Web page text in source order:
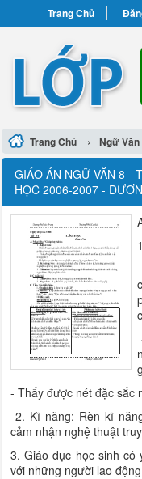
Trang Chủ
Trang Chủ › Ngữ
GIÁO ÁN NGỮ VĂN 8 -
HỌC 2006-2007 -
- Thấy được nét đặc sắc
2. Kĩ năng: Rèn kĩ
cảm nhận nghệ thuật
3. Giáo dục học sinh có
với những người lao